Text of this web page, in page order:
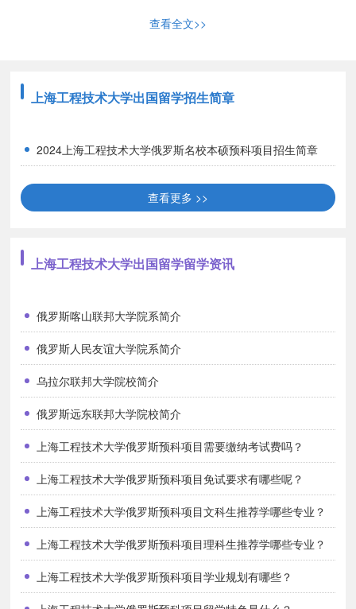
色本硕出国留学预备教育项目，学生在上海工程技术大学进行为期一
学俄罗斯预科项目录取原则有哪些呢？
科学规划育人为本
留学语言培训项目课程可以满足不同学业背景学生多元化学习需
求，可以满足学生对申请俄罗斯名校以及艺术、理科、工科类等知名
俄罗斯》语言课程教材及课程体系，聘请专业教师进行教学，使学生
更好的掌握语言知识。
项目采用优质、专业的教学方法，严格进行考勤管理，全方位保
证教学质量和效果。由精英教师组成的师资团队确保了优质的教学质
量。在全日制普通高校的管理模式下，对学生进行生活、思政方面教
育，并强化学生的自律性和自主性。严格管理，科学教育，注重提高
学生的综合素质。
个性化留学指导
国内外长期稳定的合作，为学生顺利出国留学提供了全方位的教
学和服务支持。针对不同培养方向的学生进行全程规划和留学指导，
接等。
录取原则
通过该项目入学选拔考试。
申请本科学生高考成绩达到当地一本线的学生可免去入学选拔，
查看全文>>
上海工程技术大学出国留学招生简章
2024上海工程技术大学俄罗斯名校本硕预科项目招生简章
查看更多 >>
上海工程技术大学出国留学留学资讯
俄罗斯喀山联邦大学院系简介
俄罗斯人民友谊大学院系简介
乌拉尔联邦大学院校简介
俄罗斯远东联邦大学院校简介
上海工程技术大学俄罗斯预科项目需要缴纳考试费吗？
上海工程技术大学俄罗斯预科项目免试要求有哪些呢？
上海工程技术大学俄罗斯预科项目文科生推荐学哪些专业？
上海工程技术大学俄罗斯预科项目理科生推荐学哪些专业？
上海工程技术大学俄罗斯预科项目学业规划有哪些？